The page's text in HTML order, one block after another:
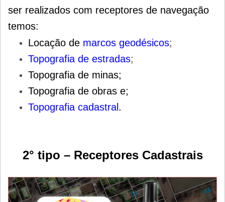
ser realizados com receptores de navegação
temos:
Locação de marcos geodésicos;
Topografia de estradas;
Topografia de minas;
Topografia de obras e;
Topografia cadastral.
2° tipo – Receptores Cadastrais